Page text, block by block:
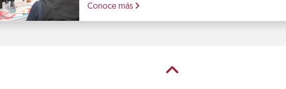
Conoce más